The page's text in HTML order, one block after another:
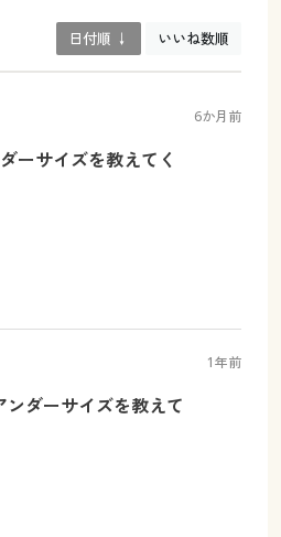
日付順 ↓ いいね数順
6か月前
ーサイズを教えてく
1年前
ンダーサイズを教えて